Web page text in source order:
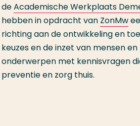
deAcademische Werkplaats
hebben in opdracht van ZonMw
richting aan de ontwikkeling en
keuzes en de inzet van mensen
onderwerpen met kennisvragen
preventie en zorg thuis.